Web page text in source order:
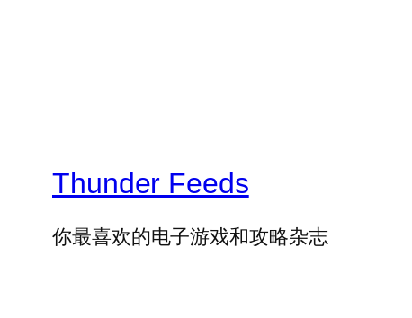
Thunder Feeds
你最喜欢的电子游戏和攻略杂志